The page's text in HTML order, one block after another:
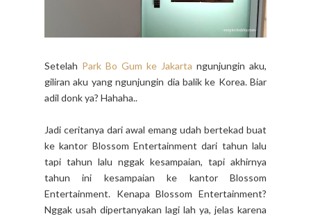
Setelah Park Bo Gum ke Jakarta ngunjungin aku,
giliran aku yang ngunjungin dia balik ke Korea. Biar
adil donk ya? Hahaha..
Jadi ceritanya dari awal emang udah bertekad buat
ke kantor Blossom Entertainment dari tahun lalu
tapi tahun lalu nggak kesampaian, tapi akhirnya
tahun ini kesampaian ke kantor Blossom
Entertainment. Kenapa Blossom Entertainment?
Nggak usah dipertanyakan lagi lah ya, jelas karena